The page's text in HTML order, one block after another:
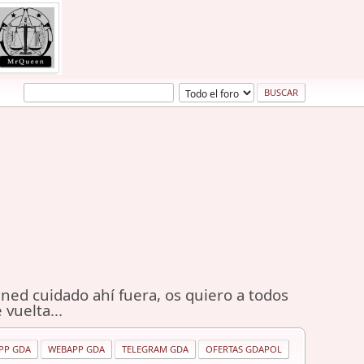
cuidado ahí fuera, os quiero a todos
vuelta...
GDA WEBAPP GDA TELEGRAM GDA OFERTAS GDAPOL